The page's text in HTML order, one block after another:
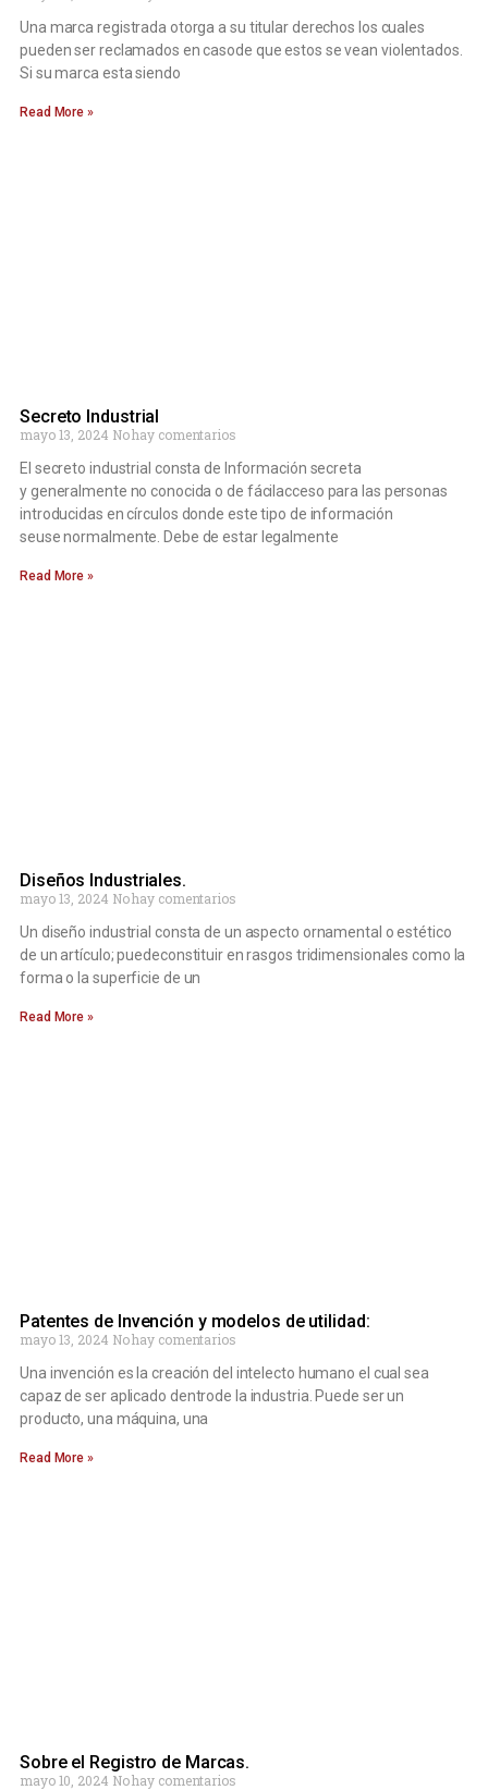
Una marca registrada otorga a su titular derechos los cuales
pueden ser reclamados en casode que estos se vean violentados.
Si su marca esta siendo
Read More »
Secreto Industrial
mayo 13, 2024 No hay comentarios
El secreto industrial consta de Información secreta
y generalmente no conocida o de fácilacceso para las personas
introducidas en círculos donde este tipo de información
seuse normalmente. Debe de estar legalmente
Read More »
Diseños Industriales.
mayo 13, 2024 No hay comentarios
Un diseño industrial consta de un aspecto ornamental o estético
de un artículo; puedeconstituir en rasgos tridimensionales como la
forma o la superficie de un
Read More »
Patentes de Invención y modelos de utilidad:
mayo 13, 2024 No hay comentarios
Una invención es la creación del intelecto humano el cual sea
capaz de ser aplicado dentrode la industria. Puede ser un
producto, una máquina, una
Read More »
Sobre el Registro de Marcas.
mayo 10, 2024 No hay comentarios